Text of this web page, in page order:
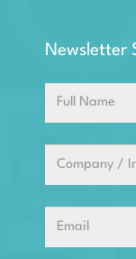
Newsletter